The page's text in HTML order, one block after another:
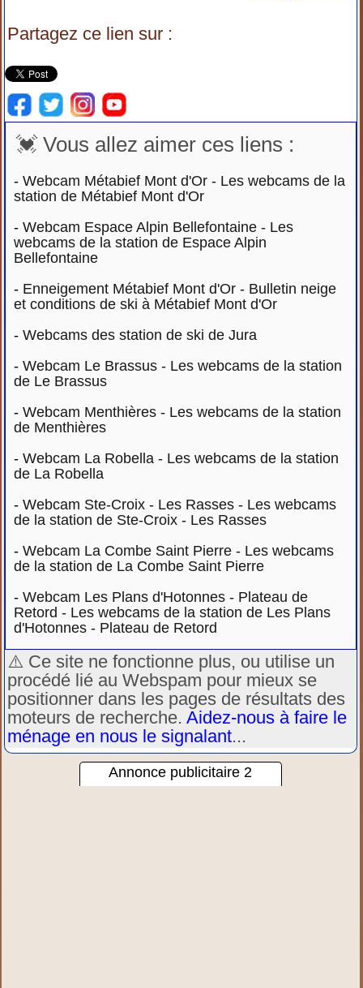
Partagez ce lien sur :
💓 Vous allez aimer ces liens :
-Webcam Métabief Mont d'Or - Les webcams de la
station de Métabief Mont d'Or
-Webcam Espace Alpin Bellefontaine - Les
webcams de la station de Espace Alpin
Bellefontaine
- Enneigement Métabief Mont d'Or - Bulletin neige
et conditions de ski à Métabief Mont d'Or
-Webcams des station de ski de Jura
-Webcam Le Brassus - Les webcams de la station
de Le Brassus
-Webcam Menthières - Les webcams de la station
de Menthières
-Webcam La Robella - Les webcams de la station
de La Robella
-Webcam Ste-Croix - Les Rasses - Les webcams
de la station de Ste-Croix - Les Rasses
-Webcam La Combe Saint Pierre - Les webcams
de la station de La Combe Saint Pierre
-Webcam Les Plans d'Hotonnes - Plateau de
Retord - Les webcams de la station de Les Plans
d'Hotonnes - Plateau de Retord
⚠️ Ce site ne fonctionne plus, ou utilise un
procédé lié au Webspam pour mieux se
positionner dans les pages de résultats des
moteurs de recherche.Aidez-nous à faire le
ménage en nous le signalant...
Annonce publicitaire 2